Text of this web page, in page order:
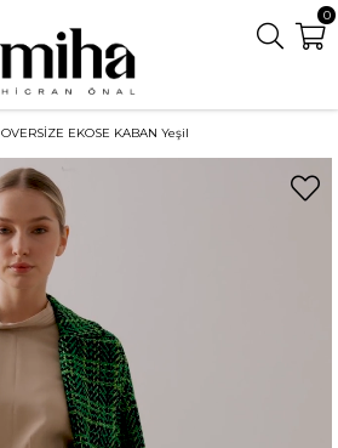
0
OVERSİZE EKOSE KABAN Yeşil